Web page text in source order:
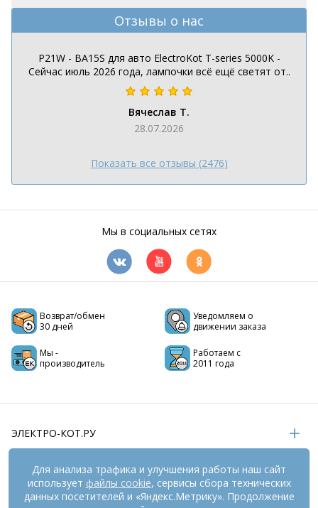
Отзывы о нас
P21W - BA15S для авто ElectroKot T-series 5000K -
Сейчас июль 2026 года, лампочки всё ещё светят от..
Вячеслав Т.
28.07.2026
Показать все отзывы (2476)
Мы в социальных сетях
Возврат/обмен
30 дней
Уведомляем о
движении заказа
Мы -
производитель
Работаем с
2011 года
ЭЛЕКТРО-КОТ.РУ
ИНФОРМАЦИЯ
РЕКВИЗИТЫ
Для анализа трафика и улучшения работы наш сайт
использует файлы cookie, сервисы сбора технических
данных посетителей и «Яндекс.Метрику». Продолжение